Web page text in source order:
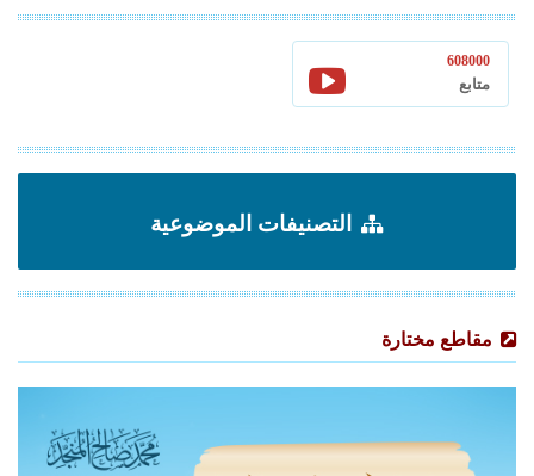
608000
متابع
التصنيفات الموضوعية
مقاطع مختارة